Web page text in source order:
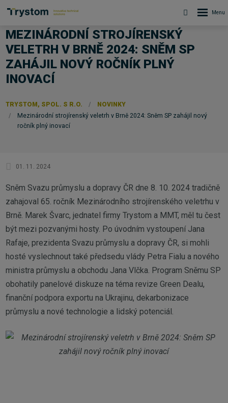
MEZINÁRODNÍ STROJÍRENSKÝ
VELETRH V BRNĚ 2024: SNĚM SP
ZAHÁJIL NOVÝ ROČNÍK PLNÝ
INOVACÍ
TRYSTOM, SPOL. S R.O.
NOVINKY
Mezinárodní strojírenský veletrh v Brně 2024: Sněm SP zahájil nový
ročník plný inovací
01. 11. 2024
Sněm Svazu průmyslu a dopravy ČR dne 8. 10. 2024 tradičně
zahajoval 65. ročník Mezinárodního strojírenského veletrhu v
Brně. Marek Švarc, jednatel firmy Trystom a MMT, měl tu čest
být mezi pozvanými hosty. Po úvodním vystoupení Jana
Rafaje, prezidenta Svazu průmyslu a dopravy ČR, si mohli
hosté vyslechnout také předsedu vlády Petra Fialu a nového
ministra průmyslu a obchodu Jana Vlčka. Program Sněmu SP
obohatily panelové diskuze na téma revize Green Dealu,
finanční podpora exportu na Ukrajinu, dekarbonizace
průmyslu a nové technologie a lidský potenciál.